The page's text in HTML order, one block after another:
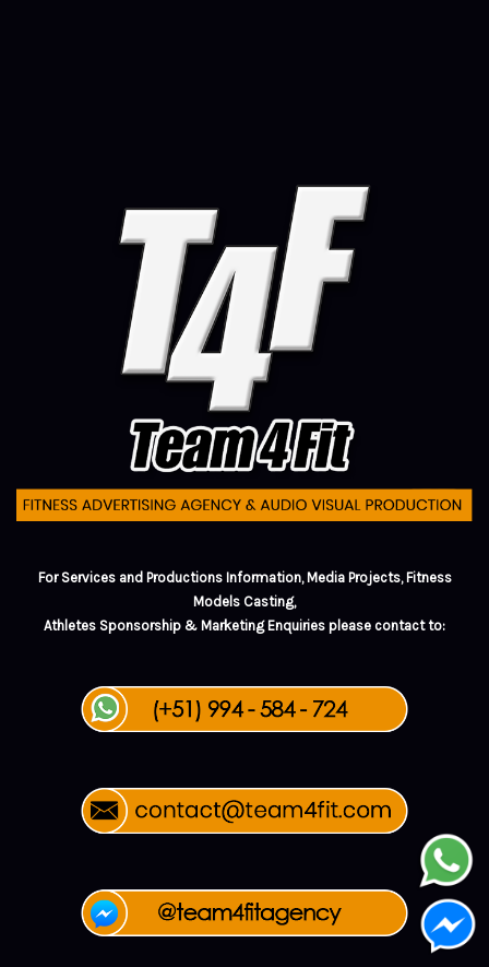
For Services and Productions Information, Media Projects, Fitness
Models Casting,
Athletes Sponsorship & Marketing Enquiries please contact to: